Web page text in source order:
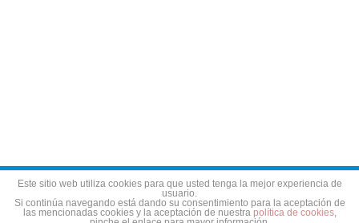
Aviso legal Política de privacidad Política de cookies
Este sitio web utiliza cookies para que usted tenga la mejor experiencia de
usuario.
Si continúa navegando está dando su consentimiento para la aceptación de
las mencionadas cookies y la aceptación de nuestra política de cookies,